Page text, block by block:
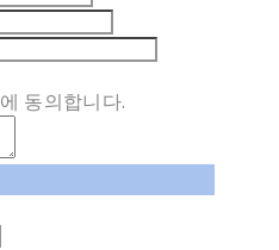
에 동의합니다.